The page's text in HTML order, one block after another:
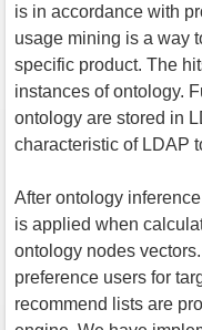
is in accordance with
usage mining is a way
specific product. The
instances of ontology.
ontology are stored in
characteristic of LDAP
After ontology
is applied when
ontology nodes
preference users for
recommend lists are